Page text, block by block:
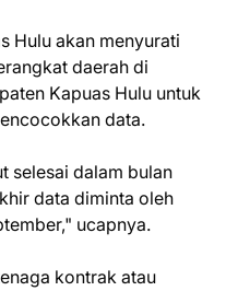
Hulu akan menyurati
daerah di
Kapuas Hulu untuk
data.
selesai dalam bulan
data diminta oleh
ucapnya.
kontrak atau